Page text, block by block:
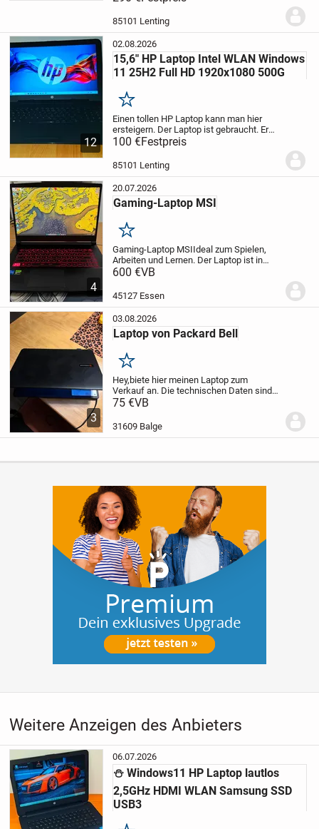
und funktioniert schnell. Der Laptop ist
mit einem Full HD (1920 x 1080) Display...
85101 Lenting
12
02.08.2026
15,6" HP Laptop Intel WLAN Windows
11 25H2 Full HD 1920x1080 500G
Merken
Einen tollen HP Laptop kann man hier
ersteigern. Der Laptop ist gebraucht. Er
befindet sich in einem guten Zustand. Der
Laptop ist mit einem Full HD (1920 x
1080) Display ausgestattet und liefert...
100 €Festpreis
85101 Lenting
4
20.07.2026
Gaming-Laptop MSI
Merken
Gaming-Laptop MSIIdeal zum Spielen,
Arbeiten und Lernen. Der Laptop ist in
gutem Zustand und funktioniert
Core i5-12450H (12. Generation)
600 €VB
45127 Essen
3
03.08.2026
Laptop von Packard Bell
Merken
Hey, biete hier meinen Laptop zum
Verkauf an. Die technischen Daten sind
auf dem Bild erkennbar. Ist nicht mehr der
Laptop und Netzteil wird angeboten.
75 €VB
31609 Balge
Weitere Anzeigen des Anbieters
06.07.2026
⛄️ Windows11 HP Laptop lautlos
2,5GHz HDMI WLAN Samsung SSD
USB3